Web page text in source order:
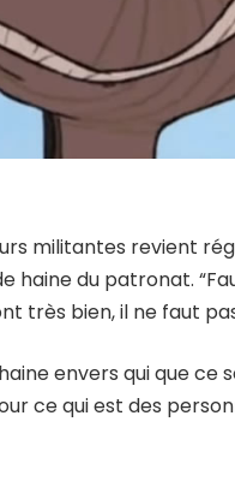
militantes revient
haine du patronat.
très bien, il ne faut
envers qui que ce
ce qui est des